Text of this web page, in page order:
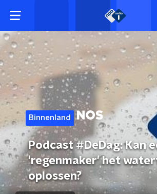
Binnenland
Podcast #DeDag: Kan
'regenmaker' het
oplossen?